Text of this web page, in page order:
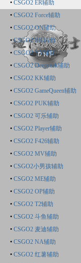
• CSGO2 ER辅助
• CSGO2 Force辅助
• CSGO2 ON辅助
•CSGO2 BK辅助
• CSGO2 YY辅助
• CSGO2 Deepseek辅助
• CSGO2 KK辅助
• CSGO2 GameQueen辅助
• CSGO2 PUK辅助
• CSGO2 可乐辅助
• CSGO2 Player辅助
• CSGO2 F426辅助
• CSGO2 MV辅助
• CSGO2小男孩辅助
• CSGO2 ME辅助
• CSGO2 OP辅助
• CSGO2 T2辅助
• CSGO2 斗鱼辅助
• CSGO2 麦迪辅助
• CSGO2 NA辅助
• CSGO2 红薯辅助